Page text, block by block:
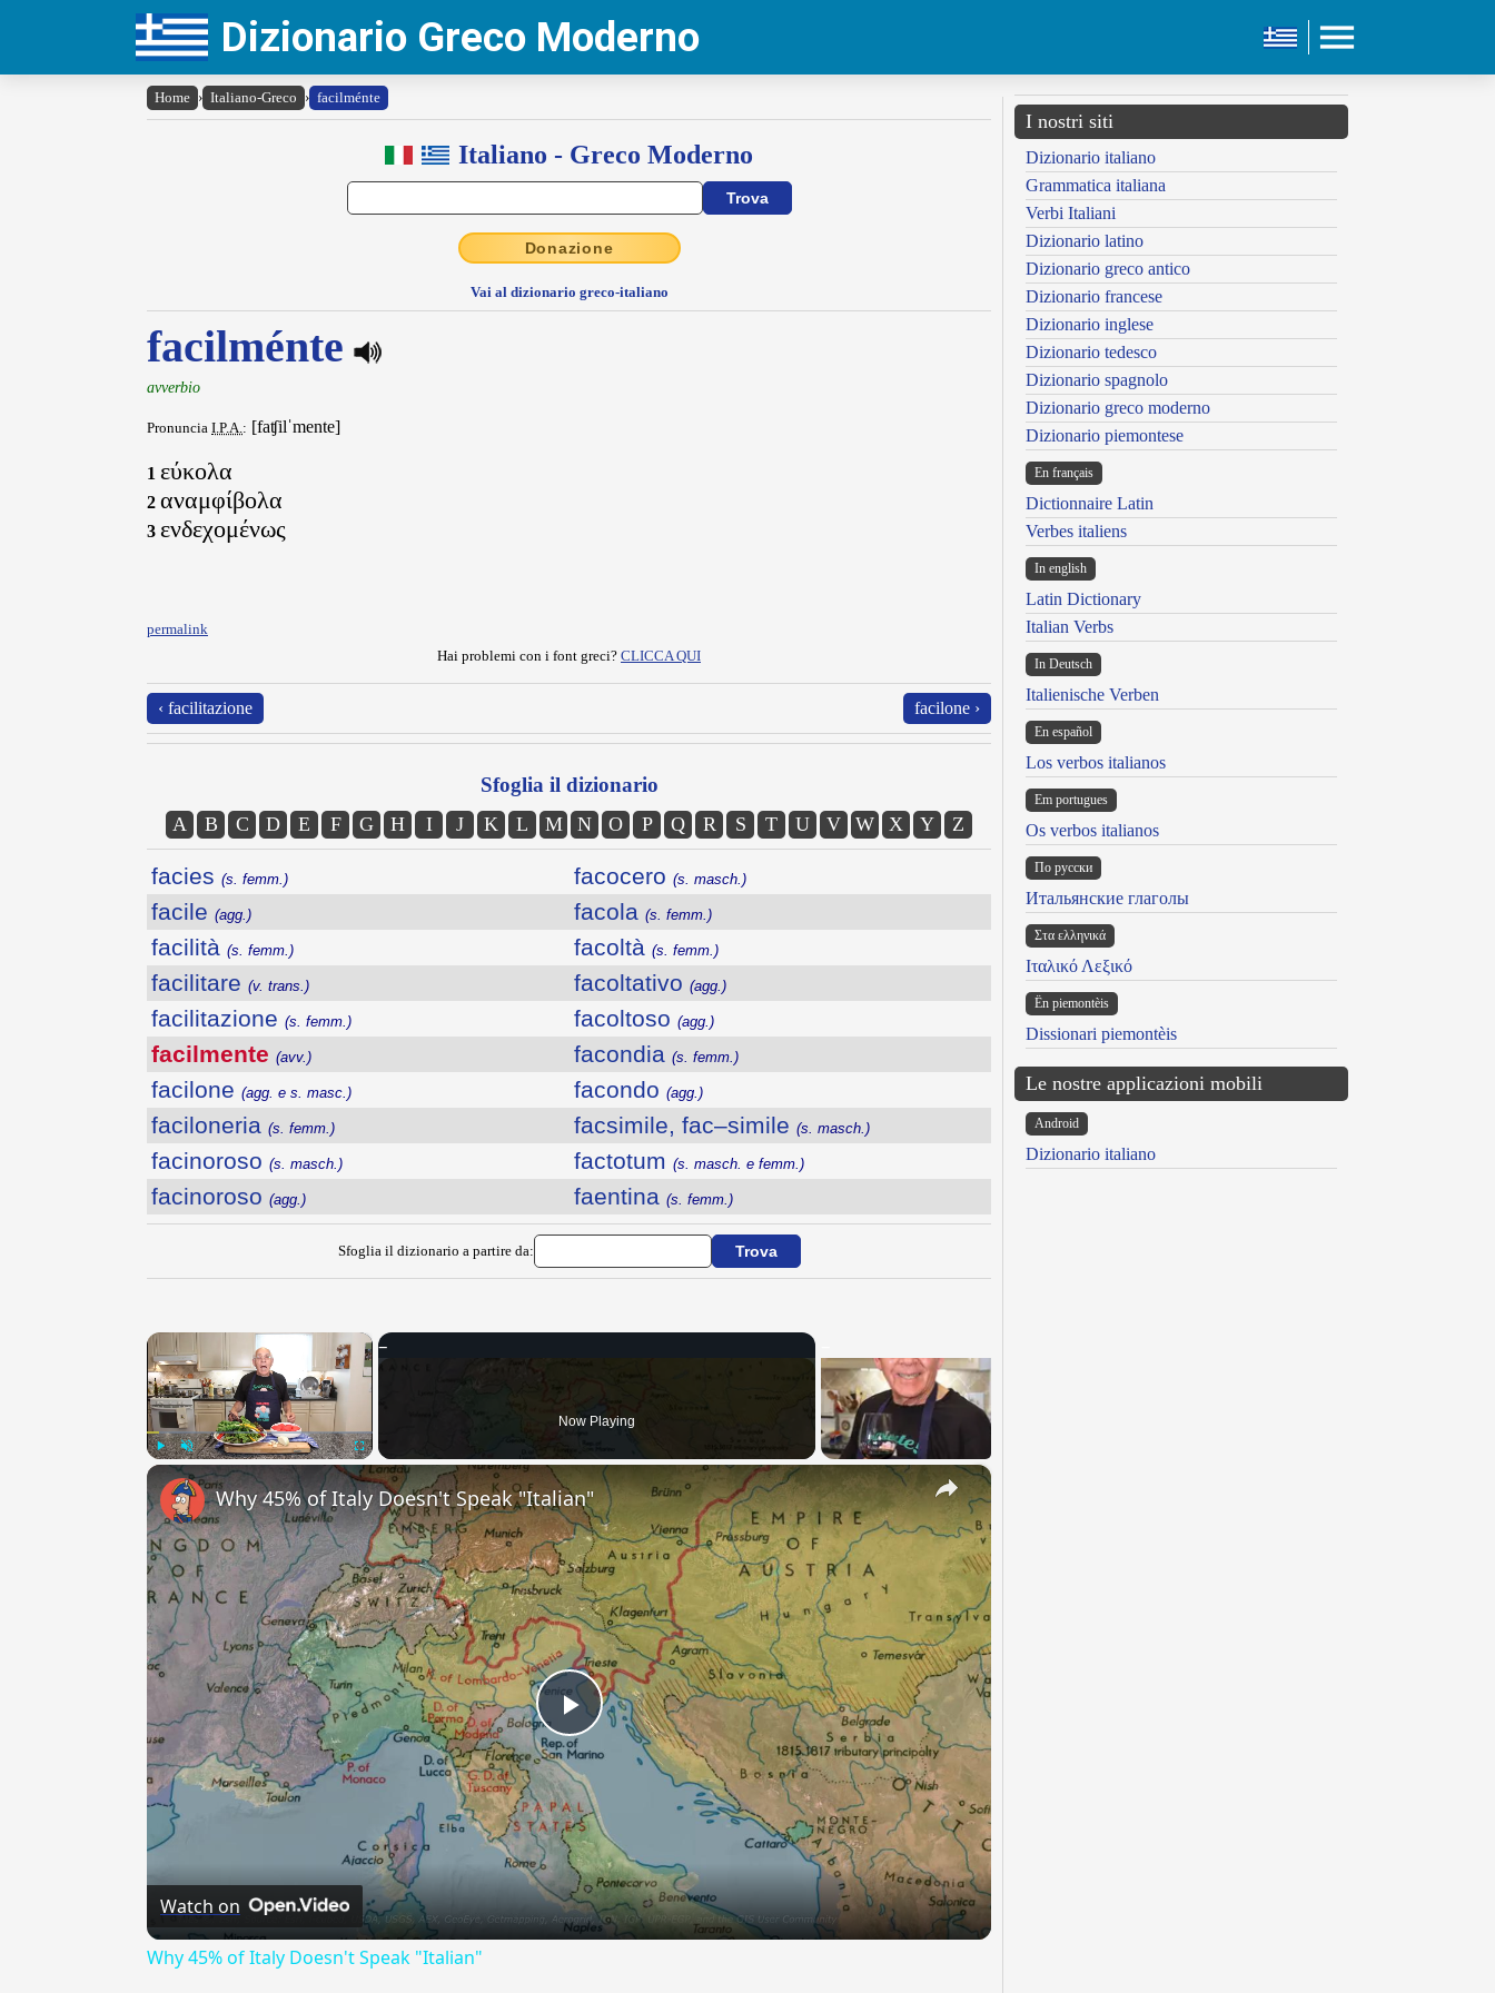
Dizionario Greco Moderno
Home › Italiano-Greco › facilménte
Italiano - Greco Moderno
Donazione
Vai al dizionario greco-italiano
facilménte
avverbio
Pronuncia I.P.A.: [faʧilˈmente]
1 εύκολα
2 αναμφίβολα
3 ενδεχομένως
permalink
Hai problemi con i font greci? CLICCA QUI
‹ facilitazione facilone ›
Sfoglia il dizionario
A B C D E F G H I J K L M N O P Q R S T U V W X Y Z
facies (s. femm.)
facile (agg.)
facilità (s. femm.)
facilitare (v. trans.)
facilitazione (s. femm.)
facilmente (avv.)
facilone (agg. e s. masc.)
faciloneria (s. femm.)
facinoroso (s. masch.)
facinoroso (agg.)
facocero (s. masch.)
facola (s. femm.)
facoltà (s. femm.)
facoltativo (agg.)
facoltoso (agg.)
facondia (s. femm.)
facondo (agg.)
facsimile, fac–simile (s. masch.)
factotum (s. masch. e femm.)
faentina (s. femm.)
Sfoglia il dizionario a partire da:
×
Play Fullscreen
Now Playing
×
Play
Video
Why 45% of Italy Doesn't Speak "Italian"
Watch on
Why 45% of Italy Doesn't Speak "Italian"
I nostri siti
Dizionario italiano
Grammatica italiana
Verbi Italiani
Dizionario latino
Dizionario greco antico
Dizionario francese
Dizionario inglese
Dizionario tedesco
Dizionario spagnolo
Dizionario greco moderno
Dizionario piemontese
En français
Dictionnaire Latin
Verbes italiens
In english
Latin Dictionary
Italian Verbs
In Deutsch
Italienische Verben
En español
Los verbos italianos
Em portugues
Os verbos italianos
По русски
Итальянские глаголы
Στα ελληνικά
Ιταλικό Λεξικό
Ën piemontèis
Dissionari piemontèis
Le nostre applicazioni mobili
Android
Dizionario italiano